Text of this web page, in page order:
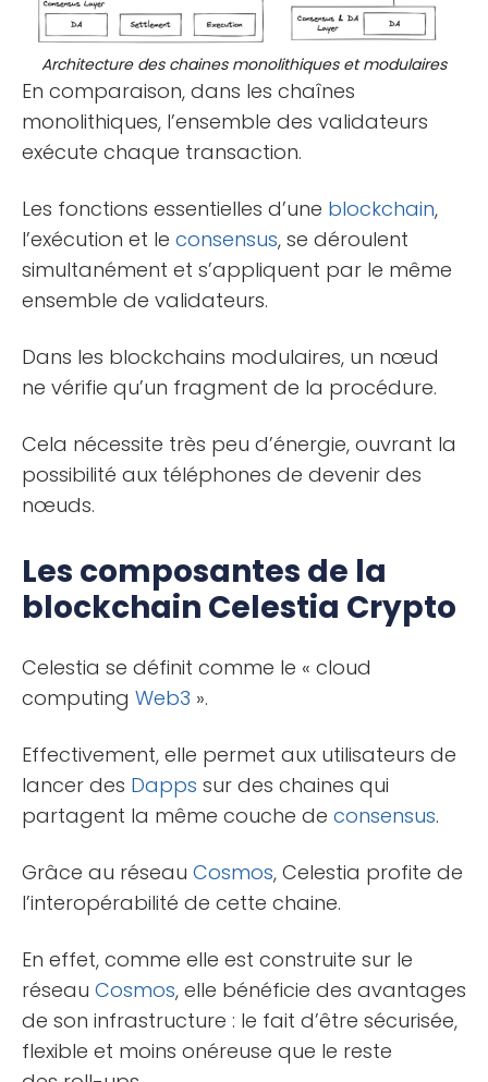
Architecture des chaines monolithiques et modulaires
En comparaison, dans les chaînes
monolithiques, l’ensemble des validateurs
exécute chaque transaction.
Les fonctions essentielles d’une blockchain,
l’exécution et le consensus, se déroulent
simultanément et s’appliquent par le même
ensemble de validateurs.
Dans les blockchains modulaires, un nœud
ne vérifie qu’un fragment de la procédure.
Cela nécessite très peu d’énergie, ouvrant la
possibilité aux téléphones de devenir des
nœuds.
Les composantes de la
blockchain Celestia Crypto
Celestia se définit comme le « cloud
computing Web3 ».
Effectivement, elle permet aux utilisateurs de
lancer des Dapps sur des chaines qui
partagent la même couche de consensus.
Grâce au réseau Cosmos, Celestia profite de
l’interopérabilité de cette chaine.
En effet, comme elle est construite sur le
réseau Cosmos, elle bénéficie des avantages
de son infrastructure : le fait d’être sécurisée,
flexible et moins onéreuse que le reste